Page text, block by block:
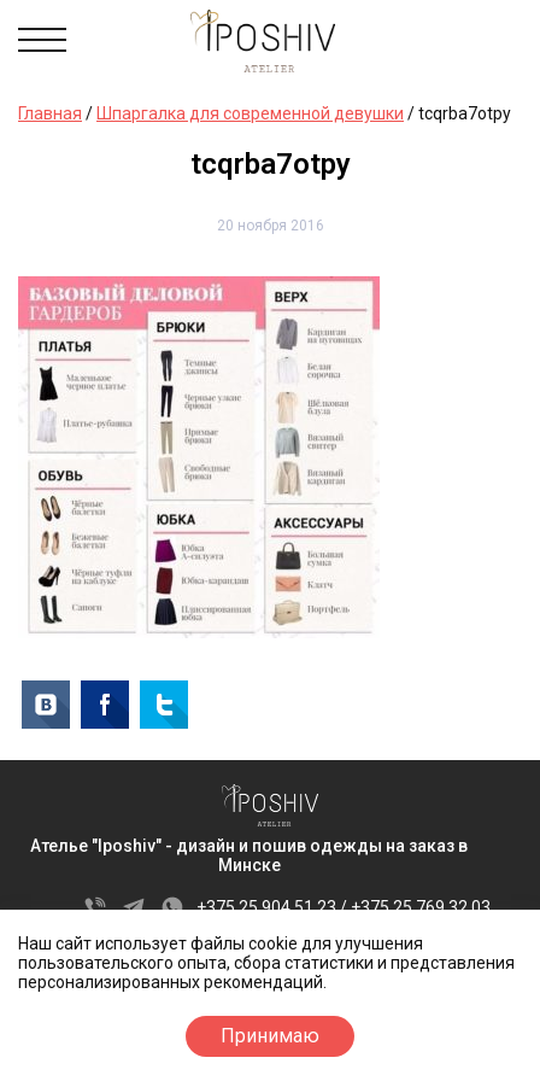
Главная / Шпаргалка для современной девушки /tcqrba7otpy
tcqrba7otpy
20 ноября 2016
Ателье "Iposhiv" - дизайн и пошив одежды на заказ в
Минске
+375 25 904 51 23/+375 25 769 32 03
г. Минск, ул. Амураторская 7
СОЦСЕТИ
Наш сайт использует файлы cookie для улучшения
пользовательского опыта, сбора статистики и представления
персонализированных рекомендаций.
Принимаю